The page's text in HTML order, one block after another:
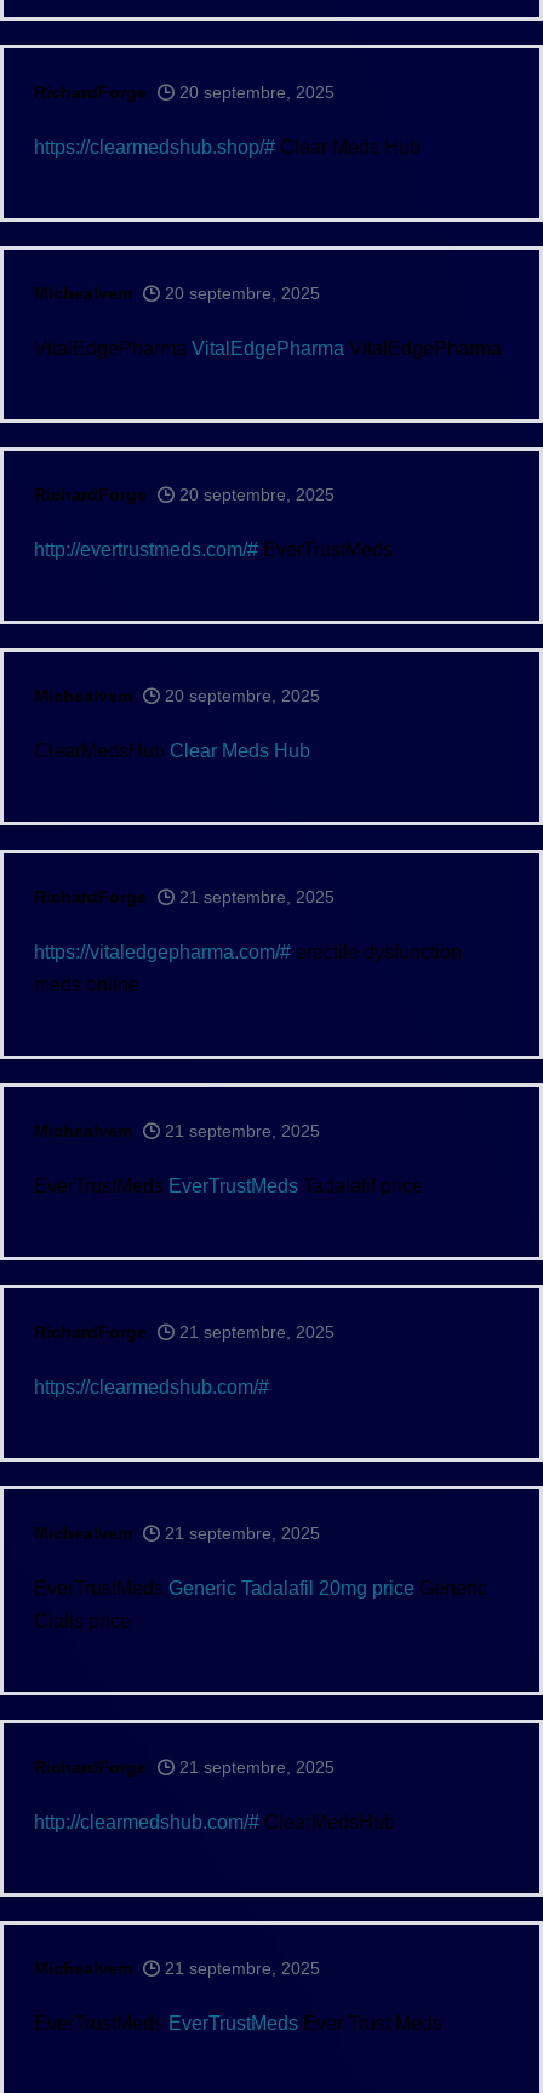
RichardForge 20 septembre, 2025
https://clearmedshub.shop/# Clear Meds Hub
Michealvem 20 septembre, 2025
VitalEdgePharma VitalEdgePharma VitalEdgePharma
RichardForge 20 septembre, 2025
http://evertrustmeds.com/# EverTrustMeds
Michealvem 20 septembre, 2025
ClearMedsHub Clear Meds Hub
RichardForge 21 septembre, 2025
https://vitaledgepharma.com/# erectile dysfunction
meds online
Michealvem 21 septembre, 2025
EverTrustMeds EverTrustMeds Tadalafil price
RichardForge 21 septembre, 2025
https://clearmedshub.com/#
Michealvem 21 septembre, 2025
EverTrustMeds Generic Tadalafil 20mg price Generic
Cialis price
RichardForge 21 septembre, 2025
http://clearmedshub.com/# ClearMedsHub
Michealvem 21 septembre, 2025
EverTrustMeds EverTrustMeds Ever Trust Meds